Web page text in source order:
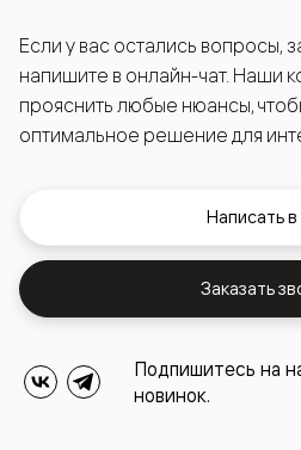
Если у вас остались вопросы,
напишите в онлайн-чат. Наши
прояснить любые нюансы,
оптимальное решение для
Написать в
Заказать
Подпишитесь на
новинок.